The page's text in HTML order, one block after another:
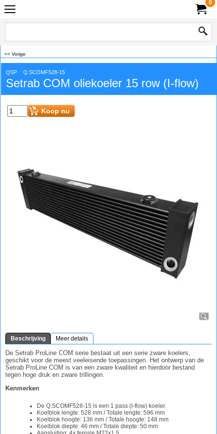
0
<< Vorige
QSP Q.SCOMF528-15
Setrab COM oliekoeler 15 row (I-flow)
Koop nu
Beschrijving Meer details
De Setrab ProLine COM serie bestaat uit een serie zware koelers,
geschikt voor de meest veeleisende toepassingen. Het ontwerp van de
Setrab ProLine COM is van een zware kwaliteit en hierdoor bestand
tegen hoge druk en zware trillingen.
Kenmerken
De Q.SCOMF528-15 is een 1 pass (I-flow) koeler.
Koelblok lengte: 528 mm / Totale lengte: 596 mm
Koelblok hoogte: 136 mm / Totale hoogte: 148 mm
Koelblok diepte: 46 mm / Totale diepte: 50 mm